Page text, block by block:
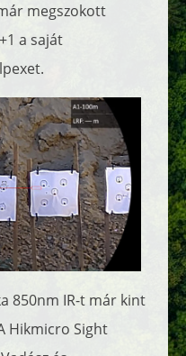
megszokott
a saját
850nm IR-t már kint
Hikmicro Sight